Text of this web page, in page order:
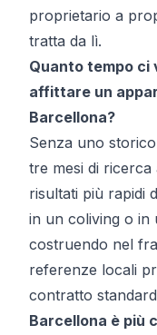
proprietario a
tratta da lì.
Quanto tempo ci
affittare un
Barcellona?
Senza uno
tre mesi di
risultati più rapidi
in un coliving o in
costruendo nel
referenze locali
contratto
Barcellona è più